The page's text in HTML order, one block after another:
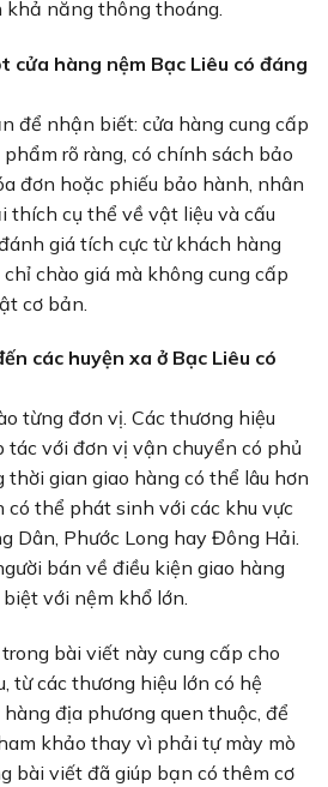
năng thông thoáng.
cửa hàng nệm Bạc Liêu có đáng
để nhận biết: cửa hàng cung cấp
rõ ràng, có chính sách bảo
đơn hoặc phiếu bảo hành, nhân
thích cụ thể về vật liệu và cấu
giá tích cực từ khách hàng
chào giá mà không cung cấp
cơ bản.
các huyện xa ở Bạc Liêu có
từng đơn vị. Các thương hiệu
với đơn vị vận chuyển có phủ
gian giao hàng có thể lâu hơn
thể phát sinh với các khu vực
Dân, Phước Long hay Đông Hải.
bán về điều kiện giao hàng
với nệm khổ lớn.
bài viết này cung cấp cho
từ các thương hiệu lớn có hệ
địa phương quen thuộc, để
khảo thay vì phải tự mày mò
bài viết đã giúp bạn có thêm cơ